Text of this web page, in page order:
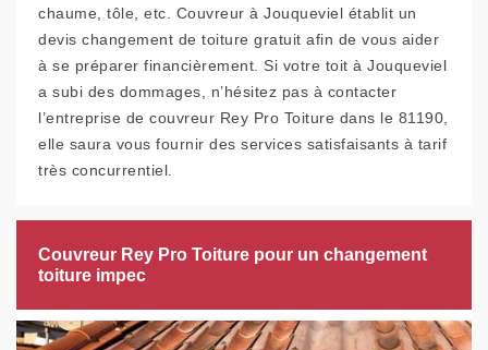
chaume, tôle, etc. Couvreur à Jouqueviel établit un
devis changement de toiture gratuit afin de vous aider
à se préparer financièrement. Si votre toit à Jouqueviel
a subi des dommages, n’hésitez pas à contacter
l’entreprise de couvreur Rey Pro Toiture dans le 81190,
elle saura vous fournir des services satisfaisants à tarif
très concurrentiel.
Couvreur Rey Pro Toiture pour un changement
toiture impec